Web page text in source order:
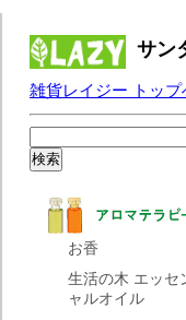
サン
雑貨レイジー トップ
お香
生活の木 エッセ
ャルオイル